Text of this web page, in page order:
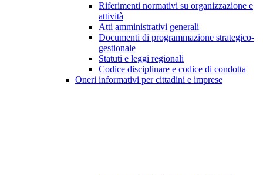
Riferimenti normativi su organizzazione e
attività
Atti amministrativi generali
Documenti di programmazione strategico-
gestionale
Statuti e leggi regionali
Codice disciplinare e codice di condotta
Oneri informativi per cittadini e imprese